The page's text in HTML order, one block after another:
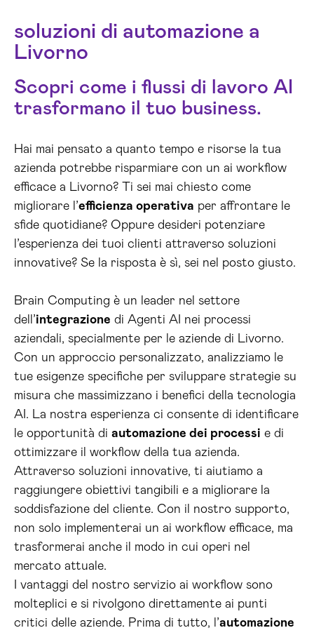
soluzioni di automazione a
Livorno
Scopri come i flussi di lavoro AI
trasformano il tuo business.
Hai mai pensato a quanto tempo e risorse la tua
azienda potrebbe risparmiare con un ai workflow
efficace a Livorno? Ti sei mai chiesto come
migliorare l’efficienza operativa per affrontare le
sfide quotidiane? Oppure desideri potenziare
l’esperienza dei tuoi clienti attraverso soluzioni
innovative? Se la risposta è sì, sei nel posto giusto.
Brain Computing è un leader nel settore
dell’integrazione di Agenti AI nei processi
aziendali, specialmente per le aziende di Livorno.
Con un approccio personalizzato, analizziamo le
tue esigenze specifiche per sviluppare strategie su
misura che massimizzano i benefici della tecnologia
AI. La nostra esperienza ci consente di identificare
le opportunità di automazione dei processi e di
ottimizzare il workflow della tua azienda.
Attraverso soluzioni innovative, ti aiutiamo a
raggiungere obiettivi tangibili e a migliorare la
soddisfazione del cliente. Con il nostro supporto,
non solo implementerai un ai workflow efficace, ma
trasformerai anche il modo in cui operi nel
mercato attuale.
I vantaggi del nostro servizio ai workflow sono
molteplici e si rivolgono direttamente ai punti
critici delle aziende. Prima di tutto, l’automazione